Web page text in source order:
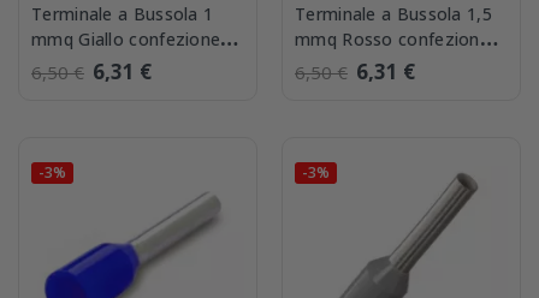
Terminale a Bussola 1
mmq Giallo confezione
500 pezzi BMM 00503
6,50 € 6,31 €
Terminale a Bussola 1,5
mmq Rosso confezione
500 pezzi BMM 00504
6,50 € 6,31 €
-3% -3%